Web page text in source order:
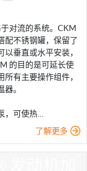
对流的系统。CKM
配不锈钢罐，保留了
垂直或水平安装，
的目的是可延长使
有主要操作组件，
。
可使热…
了解更多